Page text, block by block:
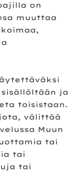
on
muuttaa
ja
toisistaan.
välittää
Muun
tai
tai
tai